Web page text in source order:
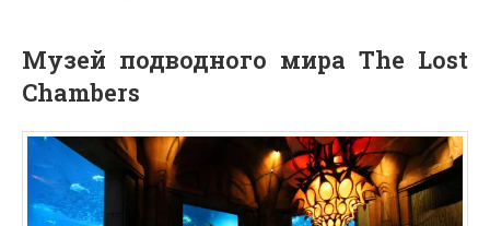
Музей подводного мира The Lost
Chambers